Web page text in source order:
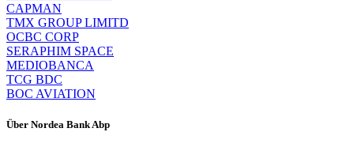
CAPMAN
TMX GROUP LIMITD
OCBC CORP
SERAPHIM SPACE
MEDIOBANCA
TCG BDC
BOC AVIATION
Über Nordea Bank Abp